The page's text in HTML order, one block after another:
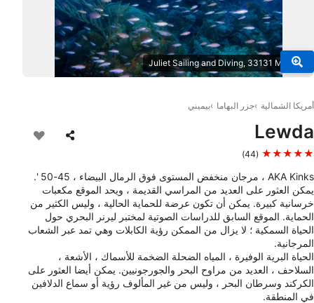
© Juliet Sailing and Diving, 33131 Miami
أمريكا الشمالية جزر البهاما بيميني
Lewda
★★★★★
(44)
AKA Kinks ، مرجان منخفض المستوى فوق الرمال البيضاء ، 45-50 '.
يمكن العثور على العديد من المراسي القديمة ، ويحد الموقع مكعبات
خرسانية كبيرة. يمكن أن تكون عرضة للحماية الحالية ، وليس الكثير من
الحماية. الموقع السابق للدراسات الصوتية لمختبر ليرنر البحري حول
الحياة السمكية ؛ لا يزال من الممكن رؤية الكابلات وهي تمد عبر الشعاب
المرجانية.
الحياة البرية الوفيرة ، المياه الضحلة الضخمة للأسماك ، الأشعة ،
السلاحف ، العديد من مراوح البحر والجورجونيين. يمكن أيضا العثور على
الكركند وسرطان البحر ، وليس من غير المألوف رؤية أو سماع الدلافين
في المنطقة.